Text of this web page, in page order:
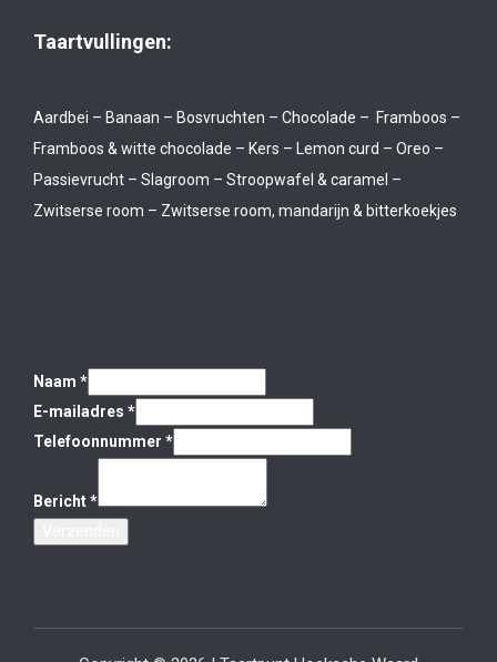
Taartvullingen:
Aardbei – Banaan – Bosvruchten – Chocolade – Framboos –
Framboos & witte chocolade – Kers – Lemon curd – Oreo –
Passievrucht – Slagroom – Stroopwafel & caramel –
Zwitserse room – Zwitserse room, mandarijn & bitterkoekjes
Naam *
E-mailadres *
Telefoonnummer *
Bericht*